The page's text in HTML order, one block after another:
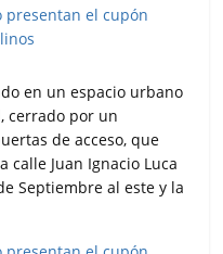
en un espacio urbano
cerrado por un
de acceso, que
calle Juan Ignacio Luca
Septiembre al este y la